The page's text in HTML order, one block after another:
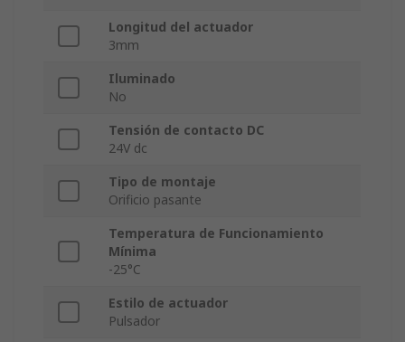
Longitud del actuador
3mm
Iluminado
No
Tensión de contacto DC
24V dc
Tipo de montaje
Orificio pasante
Temperatura de Funcionamiento
Mínima
-25°C
Estilo de actuador
Pulsador